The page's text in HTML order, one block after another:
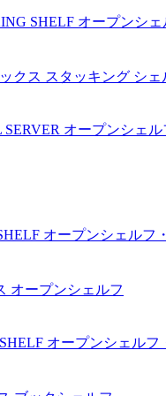
クス スタッキング シェ
オープンシェルフ